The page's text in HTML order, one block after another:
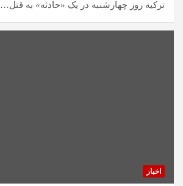
ترکیه روز چهارشنبه در یک «حادثه» به قتل…
اخبار